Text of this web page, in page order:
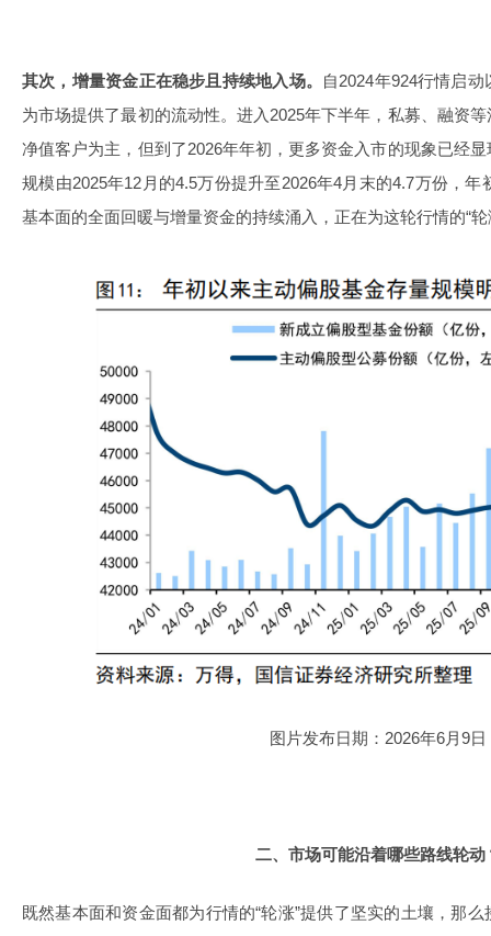
其次，增量资金正在稳步且持续地入场。
自2024年924行情启
为市场提供了最初的流动性。进入2025年下半年，私募、融资
净值客户为主，但到了2026年年初，更多资金入市的现象已经
规模由2025年12月的4.5万份提升至2026年4月末的4.7万份，
基本面的全面回暖与增量资金的持续涌入，正在为这轮行情的“轮
图片发布日期：2026年6月9日
二、市场可能沿着哪些路线轮动
既然基本面和资金面都为行情的“轮涨”提供了坚实的土壤，那